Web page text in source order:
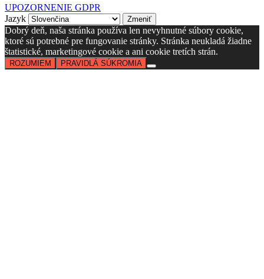
UPOZORNENIE GDPR
Jazyk
Dobrý deň, naša stránka používa len nevyhnutné súbory cookie,
ktoré sú potrebné pre fungovanie stránky. Stránka neukladá žiadne
štatistické, marketingové cookie a ani cookie tretích strán.
ROZUMIEM PRAVIDLÁ SÚKROMIA